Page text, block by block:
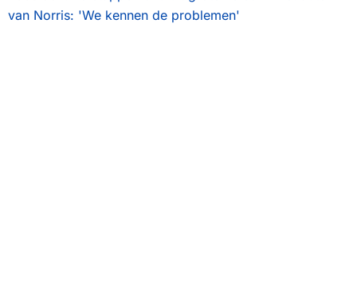
van Norris: 'We kennen de problemen'